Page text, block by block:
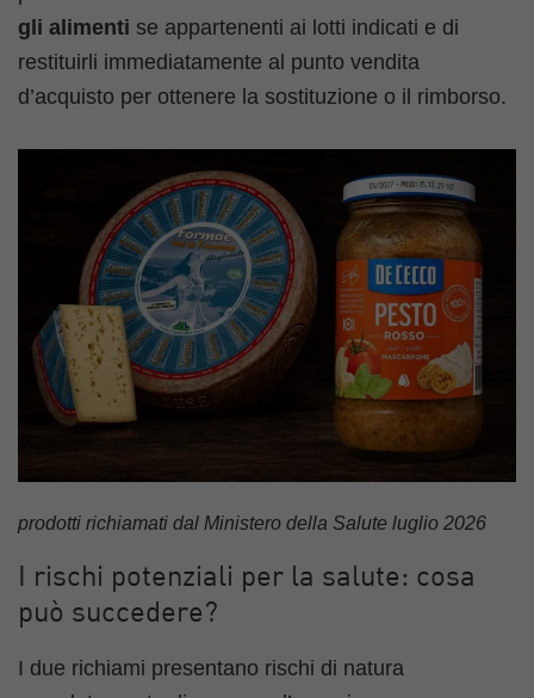
gli alimenti se appartenenti ai lotti indicati e di
restituirli immediatamente al punto vendita
d’acquisto per ottenere la sostituzione o il rimborso.
prodotti richiamati dal Ministero della Salute luglio 2026
I rischi potenziali per la salute: cosa
può succedere?
I due richiami presentano rischi di natura